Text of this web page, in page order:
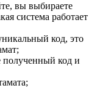
вы выбираете
система работает
код, это
полученный код и